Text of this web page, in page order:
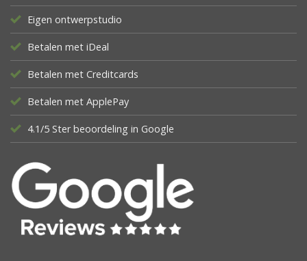
Eigen ontwerpstudio
Betalen met iDeal
Betalen met Creditcards
Betalen met ApplePay
4.1/5 Ster beoordeling in Google